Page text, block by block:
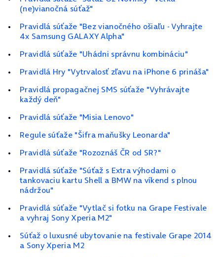
(ne)vianočná súťaž"
Pravidlá súťaže "Bez vianočného ošiaľu - Vyhrajte
4x Samsung GALAXY Alpha"
Pravidlá súťaže "Uhádni správnu kombináciu"
Pravidlá Hry "Vytrvalosť zľavu na iPhone 6 prináša"
Pravidlá propagačnej SMS súťaže "Vyhrávajte
každý deň"
Pravidlá súťaže "Misia Lenovo"
Regule súťaže "Šifra maňušky Leonarda"
Pravidlá súťaže "Rozoznáš ČR od SR?"
Pravidlá súťaže "Súťaž s Extra výhodami o
tankovaciu kartu Shell a BMW na víkend s plnou
nádržou"
Pravidlá súťaže "Vytlač si fotku na Grape Festivale
a vyhraj Sony Xperia M2"
Súťaž o luxusné ubytovanie na festivale Grape 2014
a Sony Xperia M2